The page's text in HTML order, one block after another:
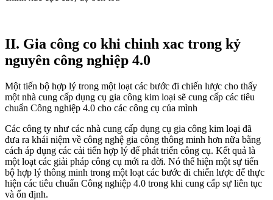
II. Gia công co khi chinh xac trong kỷ
nguyên công nghiệp 4.0
Một tiến bộ hợp lý trong một loạt các bước đi chiến lược cho thấy
một nhà cung cấp dụng cụ gia công kim loại sẽ cung cấp các tiêu
chuẩn Công nghiệp 4.0 cho các công cụ của mình
Các công ty như các nhà cung cấp dụng cụ gia công kim loại đã
đưa ra khái niệm về công nghệ gia công thông minh hơn nữa bằng
cách áp dụng các cải tiến hợp lý để phát triển công cụ. Kết quả là
một loạt các giải pháp công cụ mới ra đời. Nó thể hiện một sự tiến
bộ hợp lý thông minh trong một loạt các bước đi chiến lược để thực
hiện các tiêu chuẩn Công nghiệp 4.0 trong khi cung cấp sự liên tục
và ổn định.